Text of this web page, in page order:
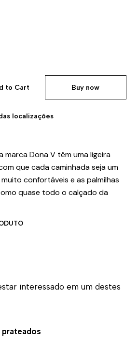
to Cart Buy now
localizações
marca Dona V têm uma ligeira
que cada caminhada seja um
confortáveis e as palmilhas
quase todo o calçado da
interessado em um destes
prateados